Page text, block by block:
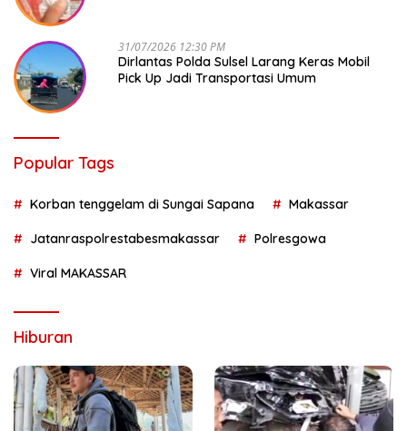
31/07/2026 12:30 PM
Dirlantas Polda Sulsel Larang Keras Mobil
Pick Up Jadi Transportasi Umum
Popular Tags
Korban tenggelam di Sungai Sapana Makassar
Jatanraspolrestabesmakassar Polresgowa
Viral MAKASSAR
Hiburan